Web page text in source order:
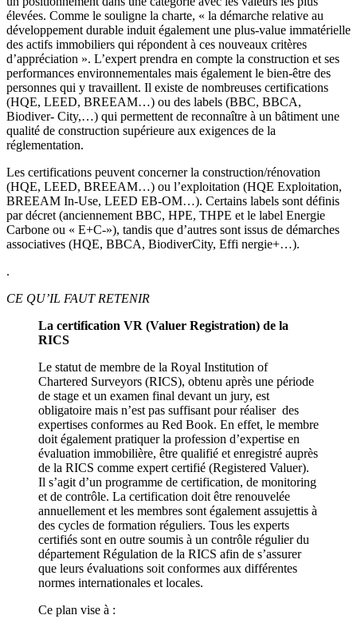
élevées. Comme le souligne la charte, « la démarche relative au
développement durable induit également une plus-value immatérielle
des actifs immobiliers qui répondent à ces nouveaux critères
d’appréciation ». L’expert prendra en compte la construction et ses
performances environnementales mais également le bien-être des
personnes qui y travaillent. Il existe de nombreuses certifications
(HQE, LEED, BREEAM…) ou des labels (BBC, BBCA,
Biodiver- City,…) qui permettent de reconnaître à un bâtiment une
qualité de construction supérieure aux exigences de la
réglementation.
Les certifications peuvent concerner la construction/rénovation
(HQE, LEED, BREEAM…) ou l’exploitation (HQE Exploitation,
BREEAM In-Use, LEED EB-OM…). Certains labels sont définis
par décret (anciennement BBC, HPE, THPE et le label Energie
Carbone ou « E+C-»), tandis que d’autres sont issus de démarches
associatives (HQE, BBCA, BiodiverCity, Effi nergie+…).
.
CE QU’IL FAUT RETENIR
La certification VR (Valuer Registration) de la
RICS
Le statut de membre de la Royal Institution of
Chartered Surveyors (RICS), obtenu après une période
de stage et un examen final devant un jury, est
obligatoire mais n’est pas suffisant pour réaliser des
expertises conformes au Red Book. En effet, le membre
doit également pratiquer la profession d’expertise en
évaluation immobilière, être qualifié et enregistré auprès
de la RICS comme expert certifié (Registered Valuer).
Il s’agit d’un programme de certification, de monitoring
et de contrôle. La certification doit être renouvelée
annuellement et les membres sont également assujettis à
des cycles de formation réguliers. Tous les experts
certifiés sont en outre soumis à un contrôle régulier du
département Régulation de la RICS afin de s’assurer
que leurs évaluations soit conformes aux différentes
normes internationales et locales.
Ce plan vise à :